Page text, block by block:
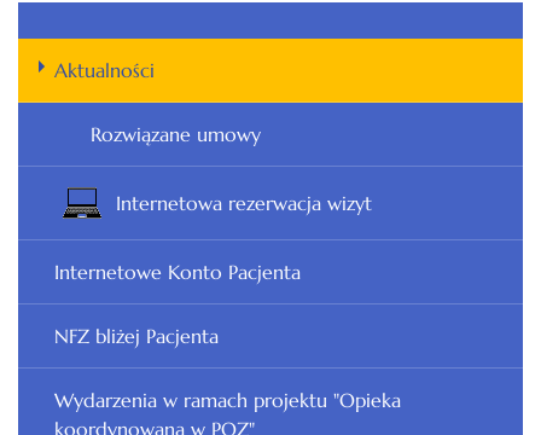
Aktualności
Rozwiązane umowy
Internetowa rezerwacja wizyt
Internetowe Konto Pacjenta
NFZ bliżej Pacjenta
Wydarzenia w ramach projektu "Opieka
koordynowana w POZ"